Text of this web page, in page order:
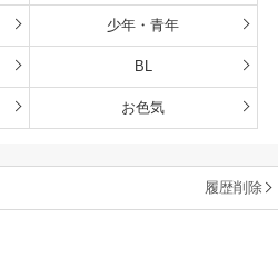
少年・青年
BL
お色気
履歴削除